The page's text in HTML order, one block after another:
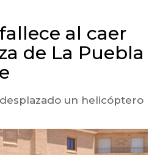
al caer
de La Puebla
un helicóptero